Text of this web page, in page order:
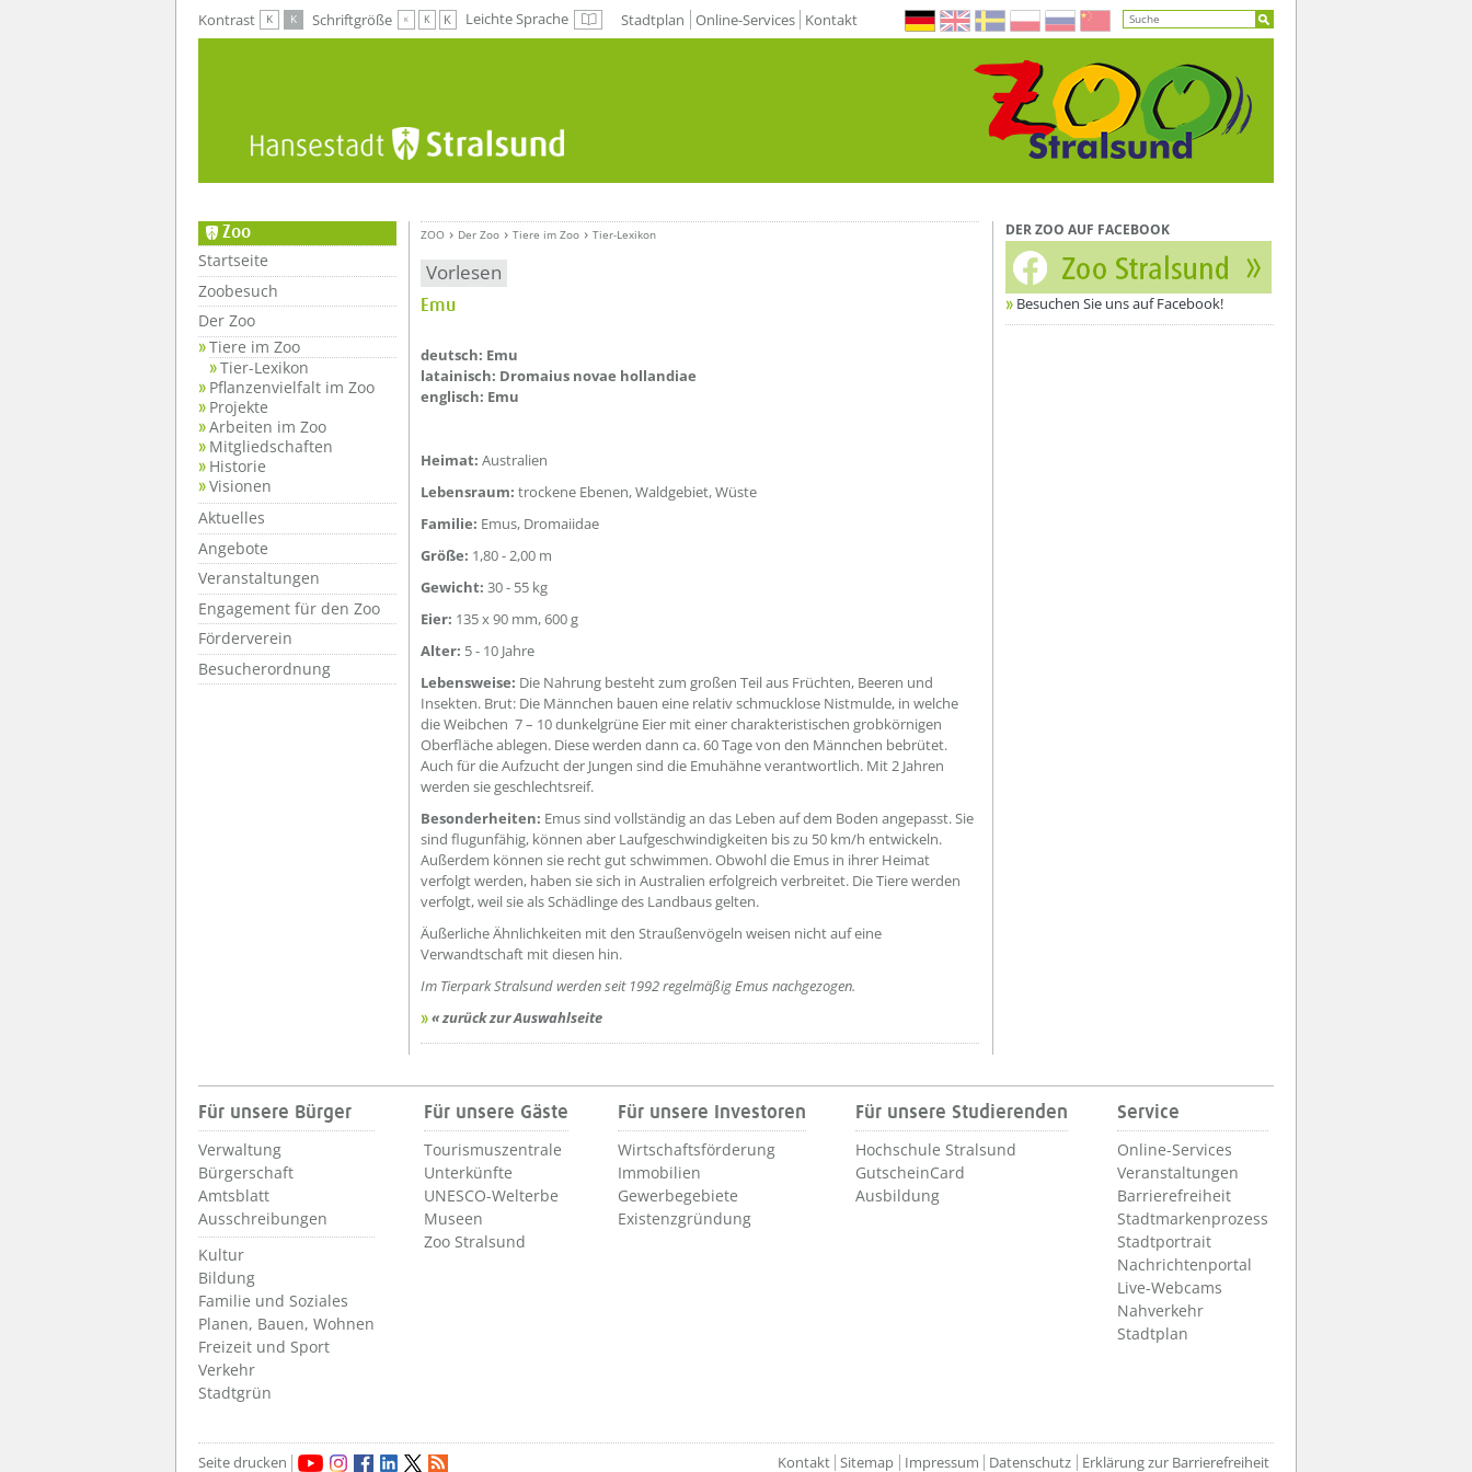
Kontrast K K Schriftgröße K K K Leichte Sprache Leichte Sprache
Stadtplan Online-Services Kontakt
Zoo
Startseite
Zoobesuch
Der Zoo
Tiere im Zoo
Tier-Lexikon
Pflanzenvielfalt im Zoo
Projekte
Arbeiten im Zoo
Mitgliedschaften
Historie
Visionen
Aktuelles
Angebote
Veranstaltungen
Engagement für den Zoo
Förderverein
Besucherordnung
ZOO Der Zoo Tiere im Zoo Tier-Lexikon
Vorlesen
Emu
deutsch: Emu
latainisch: Dromaius novae hollandiae
englisch: Emu
Heimat: Australien
Lebensraum: trockene Ebenen, Waldgebiet, Wüste
Familie: Emus, Dromaiidae
Größe: 1,80 - 2,00 m
Gewicht: 30 - 55 kg
Eier: 135 x 90 mm, 600 g
Alter: 5 - 10 Jahre
Lebensweise: Die Nahrung besteht zum großen Teil aus Früchten, Beeren und
Insekten. Brut: Die Männchen bauen eine relativ schmucklose Nistmulde, in welche
die Weibchen 7 – 10 dunkelgrüne Eier mit einer charakteristischen grobkörnigen
Oberfläche ablegen. Diese werden dann ca. 60 Tage von den Männchen bebrütet.
Auch für die Aufzucht der Jungen sind die Emuhähne verantwortlich. Mit 2 Jahren
werden sie geschlechtsreif.
Besonderheiten: Emus sind vollständig an das Leben auf dem Boden angepasst. Sie
sind flugunfähig, können aber Laufgeschwindigkeiten bis zu 50 km/h entwickeln.
Außerdem können sie recht gut schwimmen. Obwohl die Emus in ihrer Heimat
verfolgt werden, haben sie sich in Australien erfolgreich verbreitet. Die Tiere werden
verfolgt, weil sie als Schädlinge des Landbaus gelten.
Äußerliche Ähnlichkeiten mit den Straußenvögeln weisen nicht auf eine
Verwandtschaft mit diesen hin.
Im Tierpark Stralsund werden seit 1992 regelmäßig Emus nachgezogen.
« zurück zur Auswahlseite
DER ZOO AUF FACEBOOK
Besuchen Sie uns auf Facebook!
Für unsere Bürger
Verwaltung
Bürgerschaft
Amtsblatt
Ausschreibungen
Kultur
Bildung
Familie und Soziales
Planen, Bauen, Wohnen
Freizeit und Sport
Verkehr
Stadtgrün
Für unsere Gäste
Tourismuszentrale
Unterkünfte
UNESCO-Welterbe
Museen
Zoo Stralsund
Für unsere Investoren
Wirtschaftsförderung
Immobilien
Gewerbegebiete
Existenzgründung
Für unsere Studierenden
Hochschule Stralsund
GutscheinCard
Ausbildung
Service
Online-Services
Veranstaltungen
Barrierefreiheit
Stadtmarkenprozess
Stadtportrait
Nachrichtenportal
Live-Webcams
Nahverkehr
Stadtplan
Seite drucken Kontakt Sitemap Impressum Datenschutz Erklärung zur Barrierefreiheit